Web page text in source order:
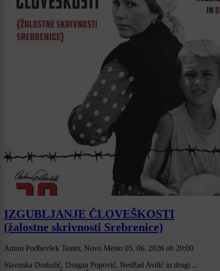
IZGUBLJANJE ČLOVEŠKOSTI
(žalostne skrivnosti Srebrenice)
Anton Podbevšek Teater, Novo Mesto 05. 06. 2026 ob 20:00
Slavenka Drakulić, Dragan Popović, Nedžad Avdić in drugi ...